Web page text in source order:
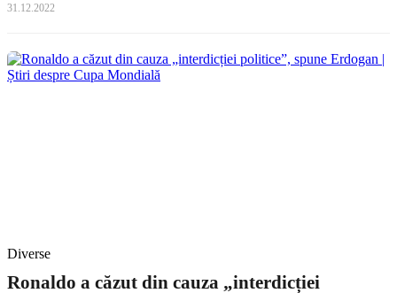
31.12.2022
Diverse
Ronaldo a căzut din cauza „interdicției